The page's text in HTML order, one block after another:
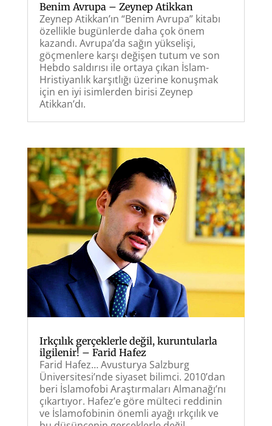
Benim Avrupa – Zeynep Atikkan
Zeynep Atikkan’ın “Benim Avrupa” kitabı
özellikle bugünlerde daha çok önem
kazandı. Avrupa’da sağın yükselişi,
göçmenlere karşı değişen tutum ve son
Hebdo saldırısı ile ortaya çıkan İslam-
Hristiyanlık karşıtlığı üzerine konuşmak
için en iyi isimlerden birisi Zeynep
Atikkan’dı.
Irkçılık gerçeklerle değil, kuruntularla
ilgilenir! – Farid Hafez
Farid Hafez… Avusturya Salzburg
Üniversitesi’nde siyaset bilimci. 2010’dan
beri İslamofobi Araştırmaları Almanağı’nı
çıkartıyor. Hafez’e göre mülteci reddinin
ve İslamofobinin önemli ayağı ırkçılık ve